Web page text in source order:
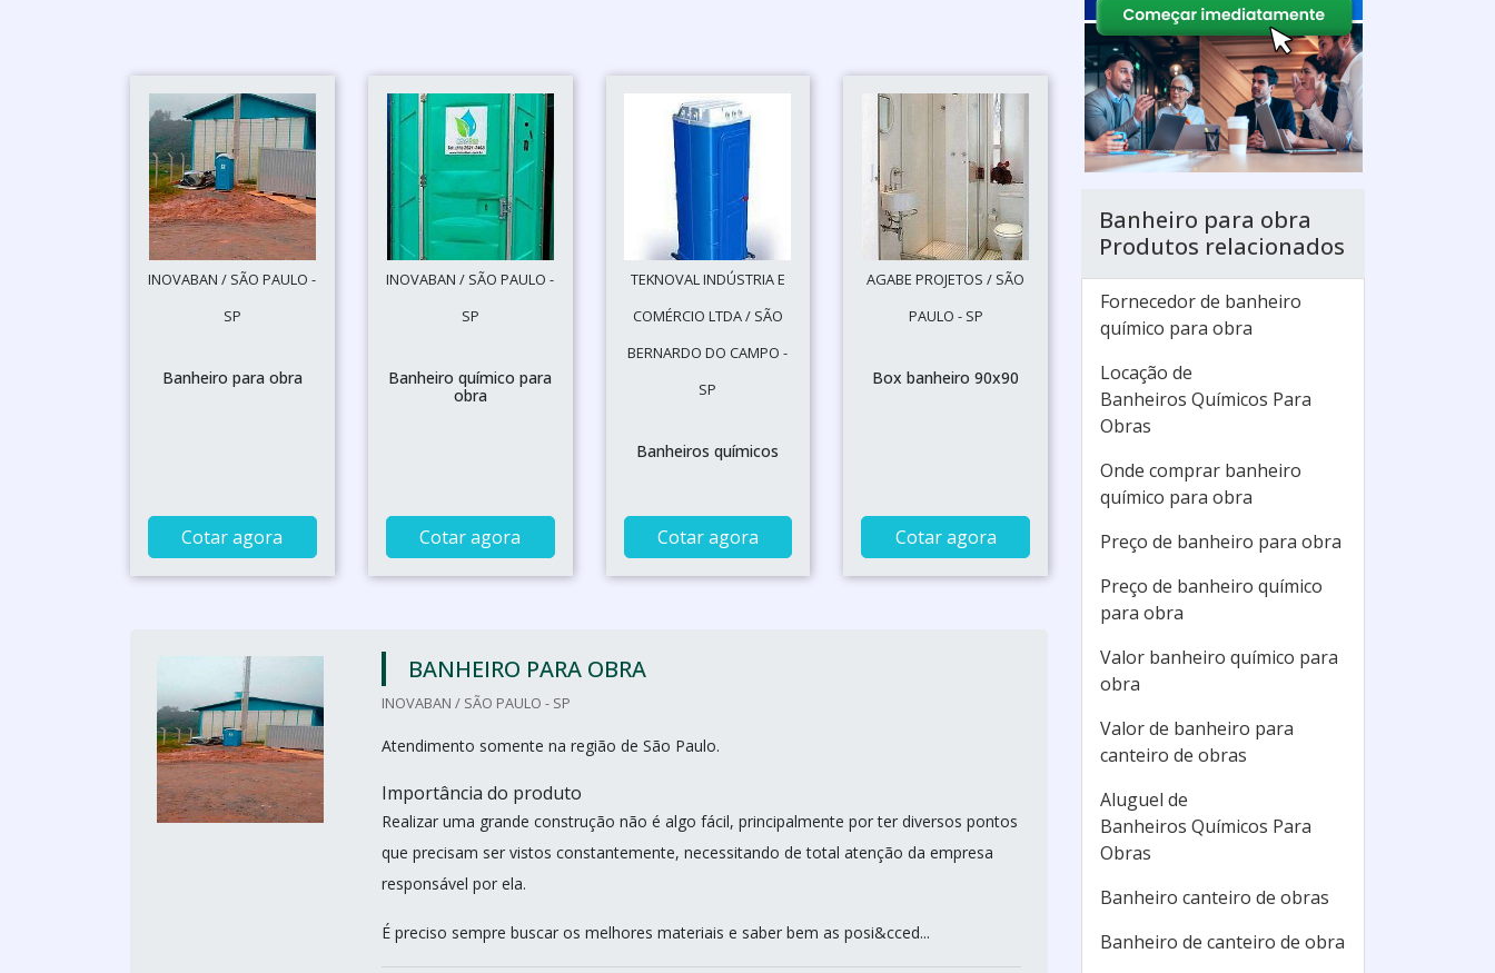
INOVABAN / SÃO PAULO -
SP
Banheiro para obra
Cotar agora
INOVABAN / SÃO PAULO -
SP
Banheiro químico para
obra
Cotar agora
TEKNOVAL INDÚSTRIA E
COMÉRCIO LTDA / SÃO
BERNARDO DO CAMPO -
SP
Banheiros químicos
Cotar agora
AGABE PROJETOS / SÃO
PAULO - SP
Box banheiro 90x90
Cotar agora
BANHEIRO PARA OBRA
INOVABAN / SÃO PAULO - SP
Atendimento somente na região de São Paulo.
Importância do produto
Realizar uma grande construção não é algo fácil, principalmente por ter diversos pontos
que precisam ser vistos constantemente, necessitando de total atenção da empresa
responsável por ela.
É preciso sempre buscar os melhores materiais e saber bem as posi&cced...
Banheiro para obra
Produtos relacionados
Fornecedor de banheiro
químico para obra
Locação de
Banheiros Químicos Para
Obras
Onde comprar banheiro
químico para obra
Preço de banheiro para obra
Preço de banheiro químico
para obra
Valor banheiro químico para
obra
Valor de banheiro para
canteiro de obras
Aluguel de
Banheiros Químicos Para
Obras
Banheiro canteiro de obras
Banheiro de canteiro de obra